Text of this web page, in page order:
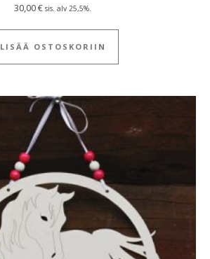
30,00€ sis. alv 25,5%.
LISÄÄ OSTOSKORIIN